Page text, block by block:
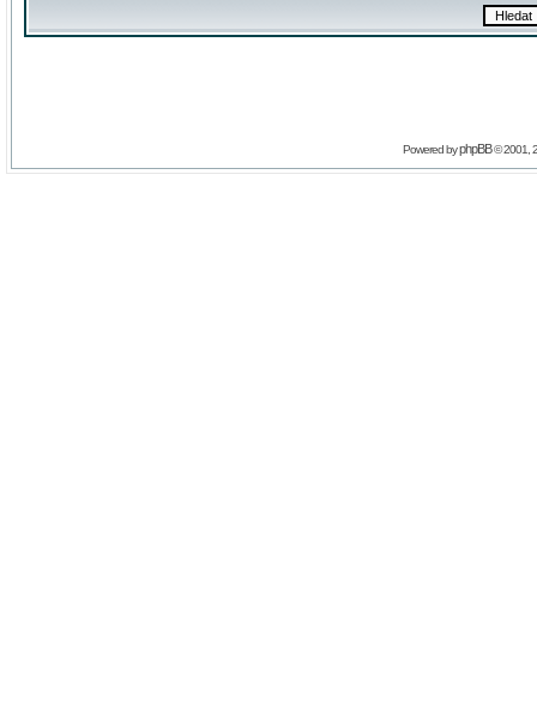
Powered byphpBB© 2001,